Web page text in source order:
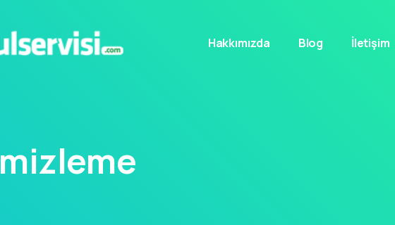
Hakkımızda Blog İletişim